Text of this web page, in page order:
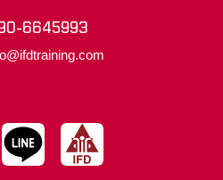
6645993